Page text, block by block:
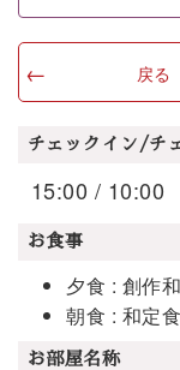
戻る
チェックイン/チ
15:00 / 10:00
お食事
夕食 : 創作
朝食 : 和定食
お部屋名称